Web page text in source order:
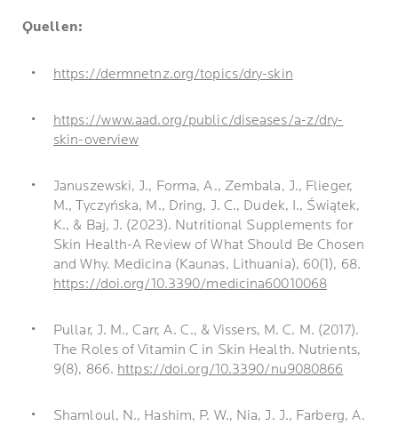
Quellen:
https://dermnetnz.org/topics/dry-skin
https://www.aad.org/public/diseases/a-z/dry-
skin-overview
Januszewski, J., Forma, A., Zembala, J., Flieger,
M., Tyczyńska, M., Dring, J. C., Dudek, I., Świątek,
K., & Baj, J. (2023). Nutritional Supplements for
Skin Health-A Review of What Should Be Chosen
and Why. Medicina (Kaunas, Lithuania), 60(1), 68.
https://doi.org/10.3390/medicina60010068
Pullar, J. M., Carr, A. C., & Vissers, M. C. M. (2017).
The Roles of Vitamin C in Skin Health. Nutrients,
9(8), 866. https://doi.org/10.3390/nu9080866
Shamloul, N., Hashim, P. W., Nia, J. J., Farberg, A.